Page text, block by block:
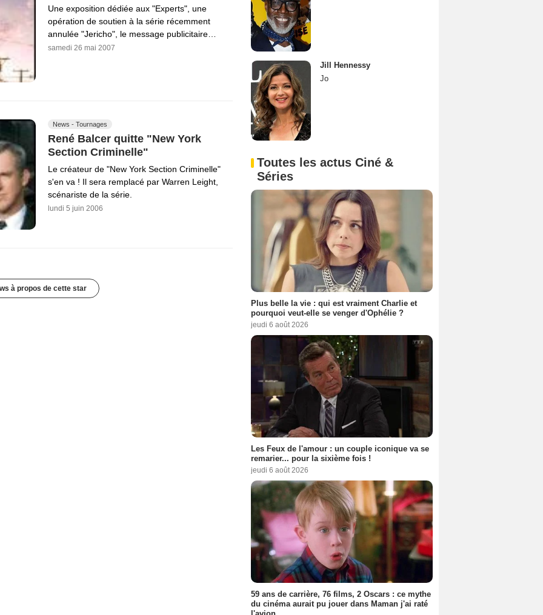
Une exposition dédiée aux "Experts", une
opération de soutien à la série récemment
annulée "Jericho", le message publicitaire…
samedi 26 mai 2007
News - Tournages
René Balcer quitte "New York
Section Criminelle"
Le créateur de "New York Section Criminelle"
s'en va ! Il sera remplacé par Warren Leight,
scénariste de la série.
lundi 5 juin 2006
à propos de cette star
Jill Hennessy
Jo
Toutes les actus Ciné &
Séries
Plus belle la vie : qui est vraiment Charlie et
pourquoi veut-elle se venger d'Ophélie ?
jeudi 6 août 2026
Les Feux de l'amour : un couple iconique va se
remarier... pour la sixième fois !
jeudi 6 août 2026
59 ans de carrière, 76 films, 2 Oscars : ce mythe
du cinéma aurait pu jouer dans Maman j'ai raté